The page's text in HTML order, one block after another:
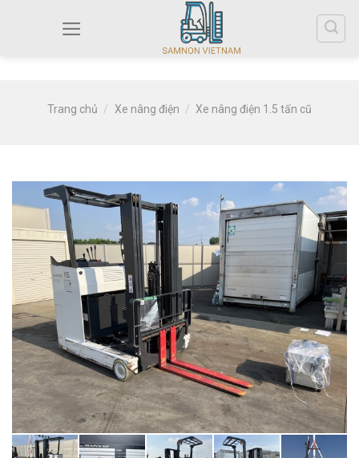
Trang chủ / Xe nâng điện / Xe nâng điện 1.5 tấn cũ